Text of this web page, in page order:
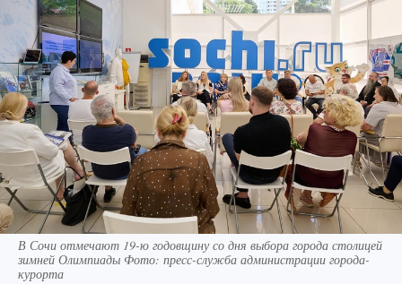
В Сочи отмечают 19-ю годовщину со дня выбора города столицей
зимней Олимпиады Фото: пресс-служба администрации города-
курорта